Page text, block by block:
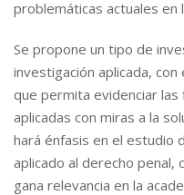
problemáticas actuales en
Se propone un tipo de
investigación aplicada,
que permita evidenciar
aplicadas con miras a la
hará énfasis en el estudio
aplicado al derecho penal,
gana relevancia en la